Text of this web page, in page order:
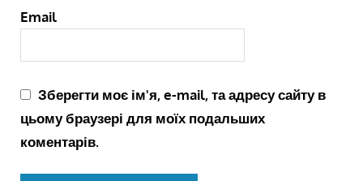
Email
Зберегти моє ім'я, e-mail, та адресу сайту в
цьому браузері для моїх подальших
коментарів.